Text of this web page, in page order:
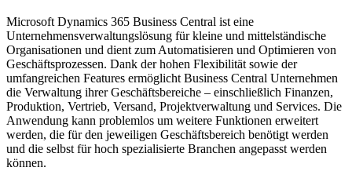
Microsoft Dynamics 365 Business Central ist eine
Unternehmensverwaltungslösung für kleine und mittelständische
Organisationen und dient zum Automatisieren und Optimieren von
Geschäftsprozessen. Dank der hohen Flexibilität sowie der
umfangreichen Features ermöglicht Business Central Unternehmen
die Verwaltung ihrer Geschäftsbereiche – einschließlich Finanzen,
Produktion, Vertrieb, Versand, Projektverwaltung und Services. Die
Anwendung kann problemlos um weitere Funktionen erweitert
werden, die für den jeweiligen Geschäftsbereich benötigt werden
und die selbst für hoch spezialisierte Branchen angepasst werden
können.